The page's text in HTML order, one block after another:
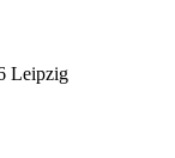
Leipzig